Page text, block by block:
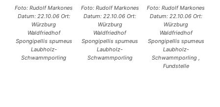
Foto: Rudolf Markones
Datum: 22.10.06 Ort:
Würzburg
Waldfriedhof
Spongipellis spumeus
Laubholz-
Schwammporling
Foto: Rudolf Markones
Datum: 22.10.06 Ort:
Würzburg
Waldfriedhof
Spongipellis spumeus
Laubholz-
Schwammporling
Foto: Rudolf Markones
Datum: 22.10.06 Ort:
Würzburg
Waldfriedhof
Spongipellis spumeus
Laubholz-
Schwammporling ,
Fundstelle